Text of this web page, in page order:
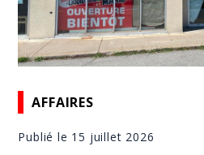
AFFAIRES
Publié le 15 juillet 2026